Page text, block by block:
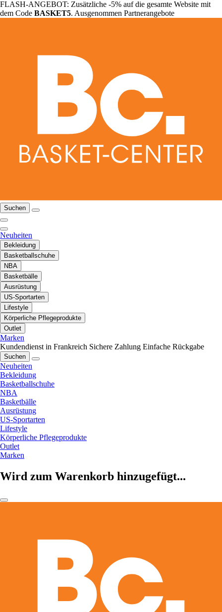
FLASH-ANGEBOT: Zusätzliche -5% auf die gesamte Website mit
dem Code BASKET5. Ausgenommen Partnerangebote
Suchen
Neuheiten
Bekleidung
Basketballschuhe
NBA
Basketbälle
Ausrüstung
US-Sportarten
Lifestyle
Körperliche Pflegeprodukte
Outlet
Marken
Kundendienst in Frankreich Sichere Zahlung Einfache Rückgabe
Suchen
Neuheiten
Bekleidung
Basketballschuhe
NBA
Basketbälle
Ausrüstung
US-Sportarten
Lifestyle
Körperliche Pflegeprodukte
Outlet
Marken
Wird zum Warenkorb hinzugefügt...